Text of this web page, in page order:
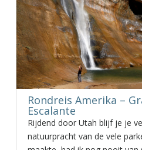
Rondreis Amerika –
Escalante
Rijdend door Utah blijf je je
natuurpracht van de vele